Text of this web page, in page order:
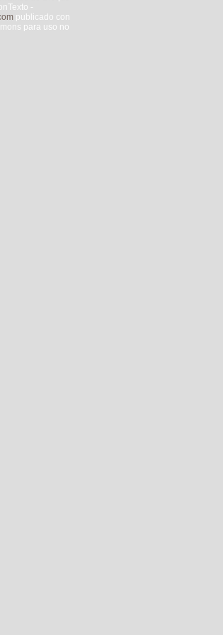
-
publicado con
para uso no